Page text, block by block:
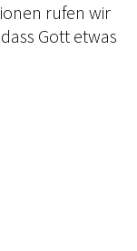
rufen wir
Gott etwas